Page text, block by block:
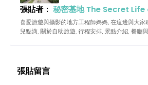
張貼者： 秘密基地 The Secret
喜愛旅遊與攝影的地方工程師媽媽, 在這邊與大
兒點滴, 關於自助旅遊, 行程安排, 景點介紹, 餐廳
張貼留言